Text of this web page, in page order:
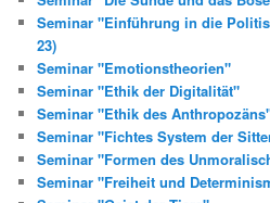
Seminar "Einführung in die
23)
Seminar "Emotionstheorien"
Seminar "Ethik der Digitalität"
Seminar "Ethik des
Seminar "Fichtes System der
Seminar "Formen des
Seminar "Freiheit und